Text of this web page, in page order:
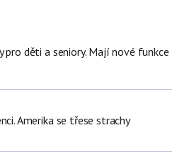
děti a seniory. Mají nové funkce
Amerika se třese strachy